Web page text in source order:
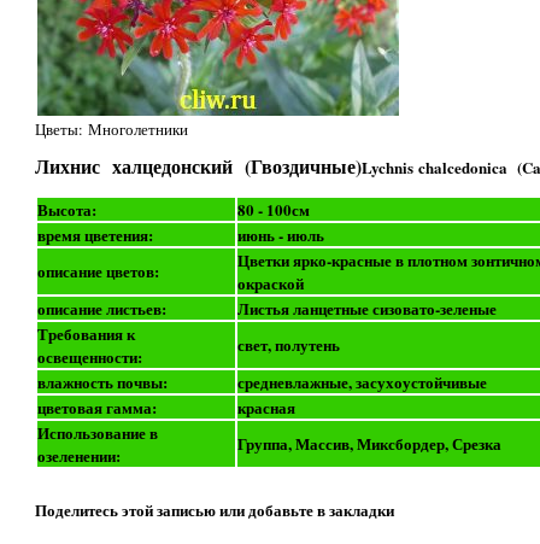
Цветы: Многолетники
Лихнис халцедонский (Гвоздичные)Lychnis chalcedonica
Высота:
80 - 100см
время цветения:
июнь - июль
описание цветов:
Цветки ярко-красные в плотном
окраской
описание листьев:
Листья ланцетные сизовато-зеленые
Требования к
освещенности:
свет, полутень
влажность почвы:
средневлажные, засухоустойчивые
цветовая гамма:
красная
Использование в
озеленении:
Группа, Массив, Миксбордер, Срезка
Поделитесь этой записью или добавьте в закладки